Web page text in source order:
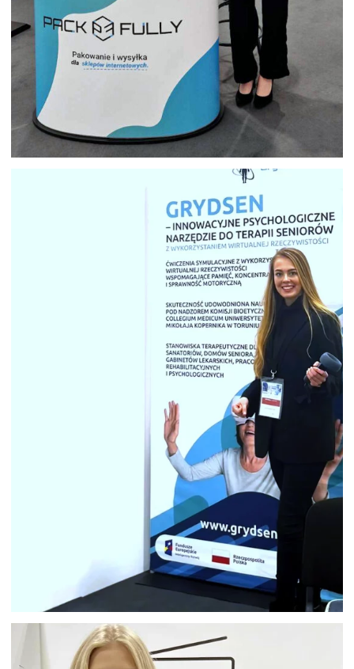
HOSTESSA TARGI ETRADE SHOW
WARSZAWA
HOSTESSA WARSZAWA TARGI
MEDICAL EXPO